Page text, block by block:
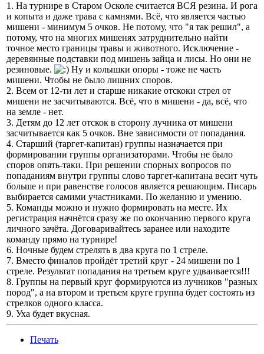
1. На турнире в Старом Осколе считается ВСЯ резина. И рога
и копыта и даже трава с камнями. Всё, что является частью
мишени - минимум 5 очков. Не потому, что "я так решил", а
потому, что на многих мишенях затруднительно найти
точное место границы травы и животного. Исключение -
деревянные подставки под мишень зайца и лисы. Но они не
резиновые.
Ну и колышки опоры - тоже не часть
мишени. Чтобы не было лишних споров.
2. Всем от 12-ти лет и старше никакие отскоки стрел от
мишени не засчитываются. Всё, что в мишени - да, всё, что
на земле - нет.
3. Детям до 12 лет отскок в сторону лучника от мишени
засчитывается как 5 очков. Вне зависимости от попадания.
4. Старший (таргет-капитан) группы назначается при
формировании группы организаторами. Чтобы не было
споров опять-таки. При решении спорных вопросов по
попаданиям внутри группы слово таргет-капитана весит чуть
больше и при равенстве голосов является решающим. Писарь
выбирается самими участниками. По желанию и умению.
5. Команды можно и нужно формировать на месте. Их
регистрация начнётся сразу же по окончанию первого круга
личного зачёта. Договаривайтесь заранее или находите
команду прямо на турнире!
6. Ночные будем стрелять в два круга по 1 стреле.
7. Вместо финалов пройдёт третий круг - 24 мишени по 1
стреле. Результат попадания на третьем круге удваивается!!!
8. Группы на первый круг формируются из лучников "разных
пород", а на втором и третьем круге группа будет состоять из
стрелков одного класса.
9. Уха будет вкусная.
Печать